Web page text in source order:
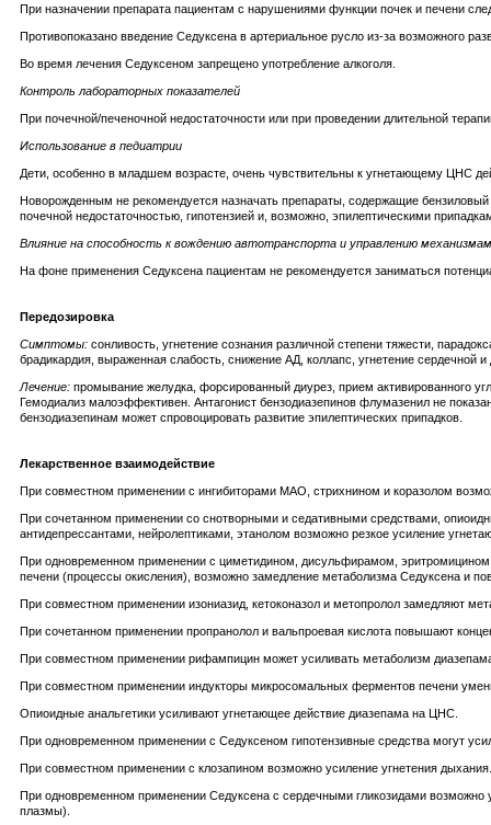
При назначении препарата пациентам с нарушениями функции почек и печени
Противопоказано введение Седуксена в артериальное русло из-за возможного
Во время лечения Седуксеном запрещено употребление алкоголя.
Контроль лабораторных показателей
При почечной/печеночной недостаточности или при проведении длительной
Использование в педиатрии
Дети, особенно в младшем возрасте, очень чувствительны к угнетающему ЦНС
Новорожденным не рекомендуется назначать препараты, содержащие
почечной недостаточностью, гипотензией и, возможно, эпилептическими
Влияние на способность к вождению автотранспорта и управлению
На фоне применения Седуксена пациентам не рекомендуется заниматься
Передозировка
Симптомы: сонливость, угнетение сознания различной степени тяжести,
брадикардия, выраженная слабость, снижение АД, коллапс, угнетение сердечной
Лечение: промывание желудка, форсированный диурез, прием активированного
Гемодиализ малоэффективен. Антагонист бензодиазепинов флумазенил не
бензодиазепинам может спровоцировать развитие эпилептических припадков.
Лекарственное взаимодействие
При совместном применении с ингибиторами МАО, стрихнином и коразолом
При сочетанном применении со снотворными и седативными средствами,
антидепрессантами, нейролептиками, этанолом возможно резкое усиление
При одновременном применении с циметидином, дисульфирамом,
печени (процессы окисления), возможно замедление метаболизма Седуксена и
При совместном применении изониазид, кетоконазол и метопролол замедляют
При сочетанном применении пропранолол и вальпроевая кислота повышают
При совместном применении рифампицин может усиливать метаболизм
При совместном применении индукторы микросомальных ферментов печени
Опиоидные анальгетики усиливают угнетающее действие диазепама на ЦНС.
При одновременном применении с Седуксеном гипотензивные средства могут
При совместном применении с клозапином возможно усиление угнетения дыхания.
При одновременном применении Седуксена с сердечными гликозидами возможно
плазмы).